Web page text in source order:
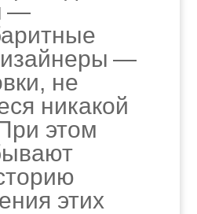
—
—
не
никакой
этом
этих